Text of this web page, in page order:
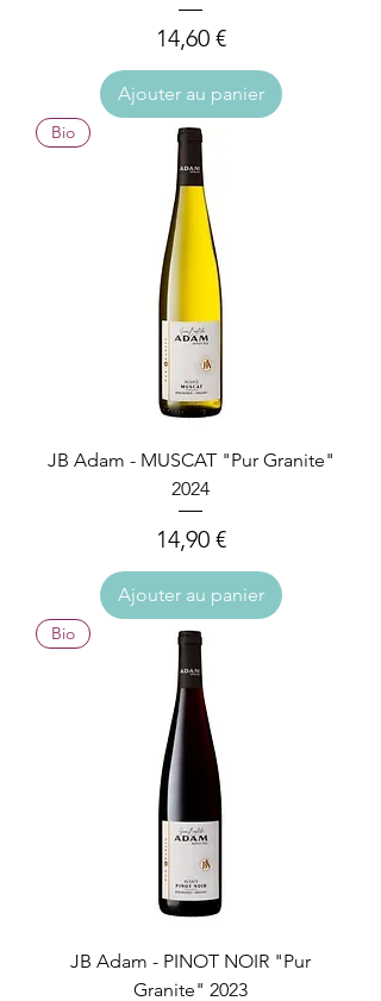
Prix
14,60 €
Ajouter au panier
Bio
JB Adam - MUSCAT "Pur Granite"
2024
Prix
14,90 €
Ajouter au panier
Bio
JB Adam - PINOT NOIR "Pur
Granite" 2023